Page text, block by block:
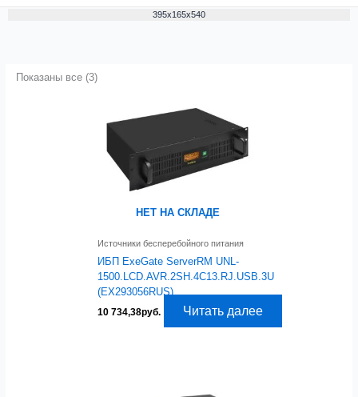
395x165x540
Показаны все (3)
НЕТ НА СКЛАДЕ
Источники бесперебойного питания
ИБП ExeGate ServerRM UNL-
1500.LCD.AVR.2SH.4C13.RJ.USB.3U
(EX293056RUS)
10 734,38руб. Читать далее